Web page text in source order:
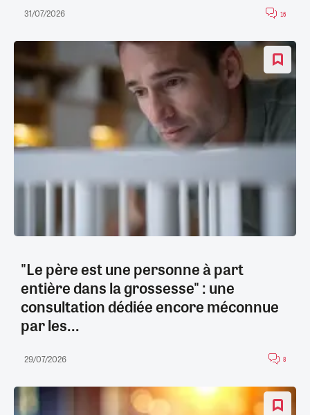
31/07/2026 16
"Le père est une personne à part
entière dans la grossesse" : une
consultation dédiée encore méconnue
par les...
29/07/2026 8